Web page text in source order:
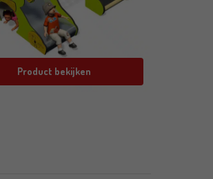
Product bekijken